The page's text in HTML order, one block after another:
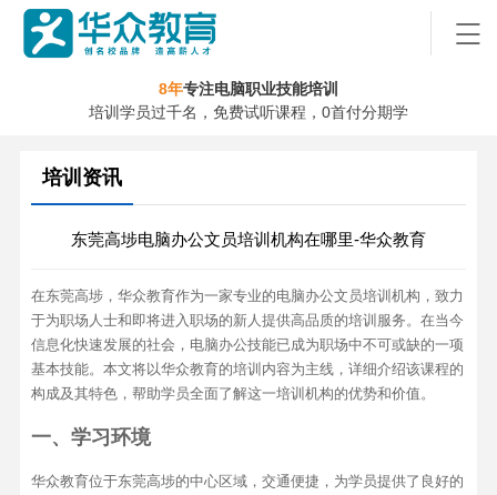
8年专注电脑职业技能培训
培训学员过千名，免费试听课程，0首付分期学
培训资讯
东莞高埗电脑办公文员培训机构在哪里-华众教育
在东莞高埗，华众教育作为一家专业的电脑办公文员培训机构，致力
于为职场人士和即将进入职场的新人提供高品质的培训服务。在当今
信息化快速发展的社会，电脑办公技能已成为职场中不可或缺的一项
基本技能。本文将以华众教育的培训内容为主线，详细介绍该课程的
构成及其特色，帮助学员全面了解这一培训机构的优势和价值。
一、学习环境
华众教育位于东莞高埗的中心区域，交通便捷，为学员提供了良好的